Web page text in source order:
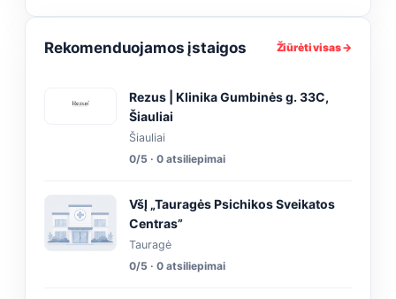
Rekomenduojamos įstaigos Žiūrėti visas →
Rezus | Klinika Gumbinės g. 33C,
Šiauliai
Šiauliai
0/5 · 0 atsiliepimai
VšĮ „Tauragės Psichikos Sveikatos
Centras”
Tauragė
0/5 · 0 atsiliepimai